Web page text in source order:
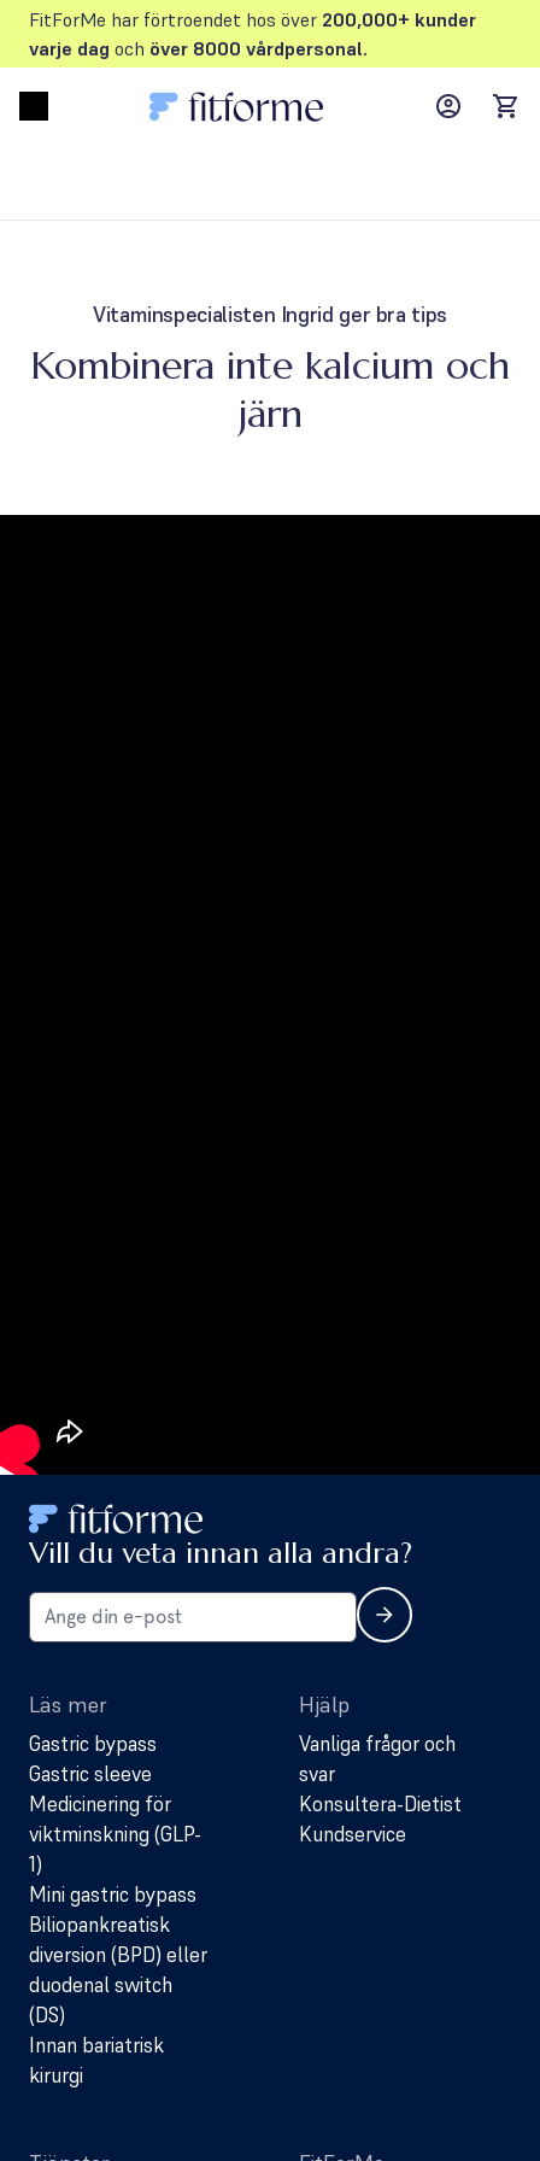
FitForMe har förtroendet hos över 200,000+ kunder
varje dag och över 8000 vårdpersonal.
MyFFM
Vitaminspecialisten Ingrid ger bra tips
Kombinera inte kalcium och
järn
Vill du veta innan alla andra?
Läs mer
Gastric bypass
Gastric sleeve
Medicinering för
viktminskning (GLP-
1)
Mini gastric bypass
Biliopankreatisk
diversion (BPD) eller
duodenal switch
(DS)
Innan bariatrisk
kirurgi
Hjälp
Vanliga frågor och
svar
Konsultera-Dietist
Kundservice